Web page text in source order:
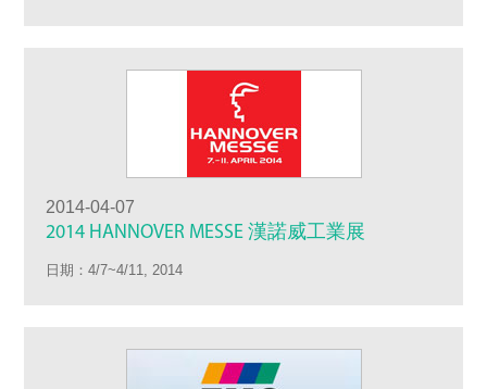
2014-04-07
2014 HANNOVER MESSE 漢諾威工業展
日期：4/7~4/11, 2014